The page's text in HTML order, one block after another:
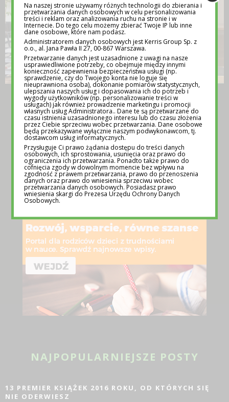
TEMATY NA LEKCJE WYCHOWAWCZE –
POMOC DLA NAUCZYCIELI
12 MAJA 2025
REKLAMA
NAJPOPULARNIEJSZE POSTY
13 PREMIER KSIĄŻEK 2016 ROKU, OD KTÓRYCH SIĘ
NIE ODERWIESZ
Na naszej stronie używamy różnych technologii do zbierania i
przetwarzania danych osobowych w celu personalizowania
treści i reklam oraz analizowania ruchu na stronie i w
Internecie. Do tego celu możemy zbierać Twoje IP lub inne
dane osobowe, które nam podasz.
Administratorem danych osobowych jest Kerris Group Sp. z
o.o., al. Jana Pawła II 27, 00-867 Warszawa.
Przetwarzanie danych jest uzasadnione z uwagi na nasze
usprawiedliwione potrzeby, co obejmuje między innymi
konieczność zapewnienia bezpieczeństwa usługi (np.
sprawdzenie, czy do Twojego konta nie loguje się
nieuprawniona osoba), dokonanie pomiarów statystycznych,
ulepszania naszych usług i dopasowania ich do potrzeb i
wygody użytkowników (np. personalizowanie treści w
usługach) jak również prowadzenie marketingu i promocji
własnych usług Administratora.. Dane te są przetwarzane do
czasu istnienia uzasadnionego interesu lub do czasu złożenia
przez Ciebie sprzeciwu wobec przetwarzania. Dane osobowe
będą przekazywane wyłącznie naszym podwykonawcom, tj.
dostawcom usług informatycznych.
Przysługuje Ci prawo żądania dostępu do treści danych
osobowych, ich sprostowania, usunięcia oraz prawo do
ograniczenia ich przetwarzania. Ponadto także prawo do
cofnięcia zgody w dowolnym momencie bez wpływu na
zgodność z prawem przetwarzania, prawo do przenoszenia
danych oraz prawo do wniesienia sprzeciwu wobec
przetwarzania danych osobowych. Posiadasz prawo
wniesienia skargi do Prezesa Urzędu Ochrony Danych
Osobowych.